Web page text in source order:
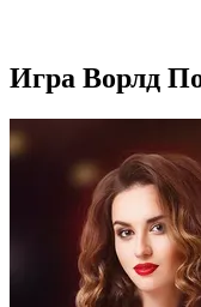
Игра Ворлд